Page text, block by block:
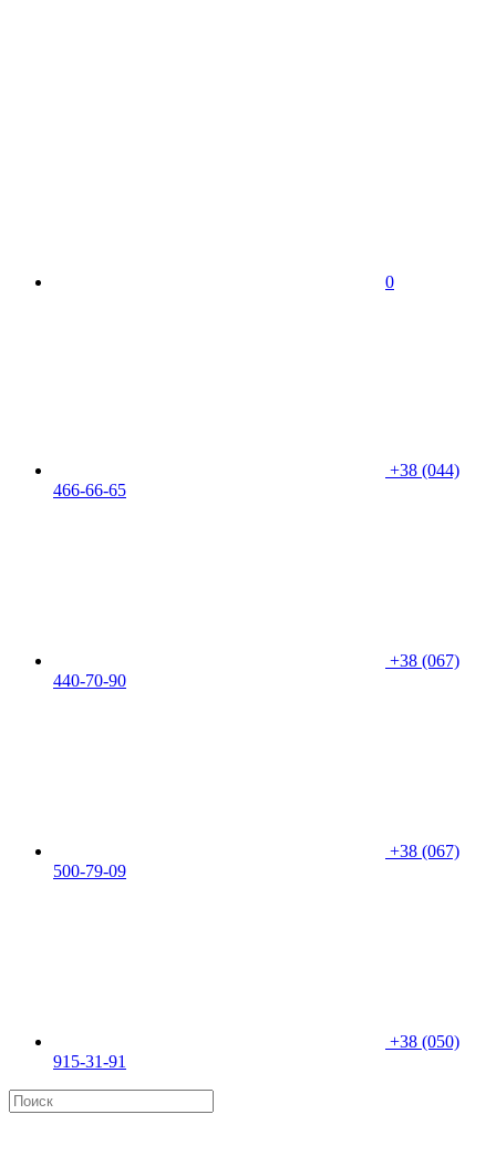
0
+38 (044)
466-66-65
+38 (067)
440-70-90
+38 (067)
500-79-09
+38 (050)
915-31-91